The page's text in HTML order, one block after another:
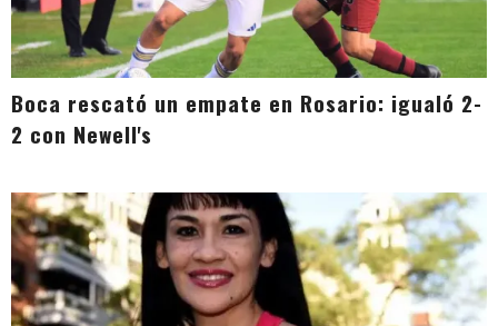
Boca rescató un empate en Rosario: igualó 2-
2 con Newell's